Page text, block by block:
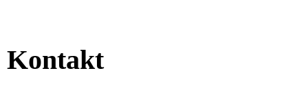
Kontakt